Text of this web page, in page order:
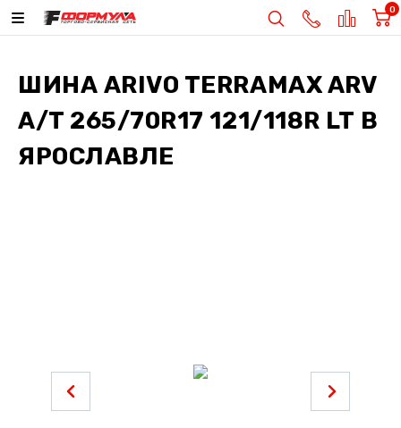
0
ШИНА ARIVO TERRAMAX ARV
A/T 265/70R17 121/118R LT В
ЯРОСЛАВЛЕ